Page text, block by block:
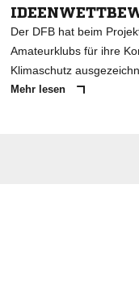
Der DFB hat beim
Amateurklubs für ihre
Klimaschutz
Mehr lesen